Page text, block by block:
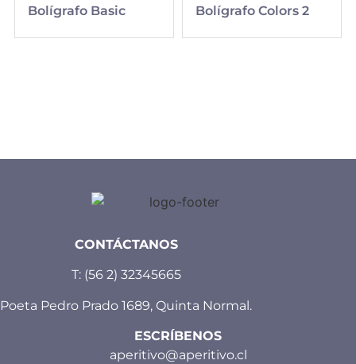
Bolígrafo Basic Bolígrafo Colors 2
CONTÁCTANOS
T: (56 2) 32345665
Poeta Pedro Prado 1689, Quinta Normal.
ESCRÍBENOS
aperitivo@aperitivo.cl